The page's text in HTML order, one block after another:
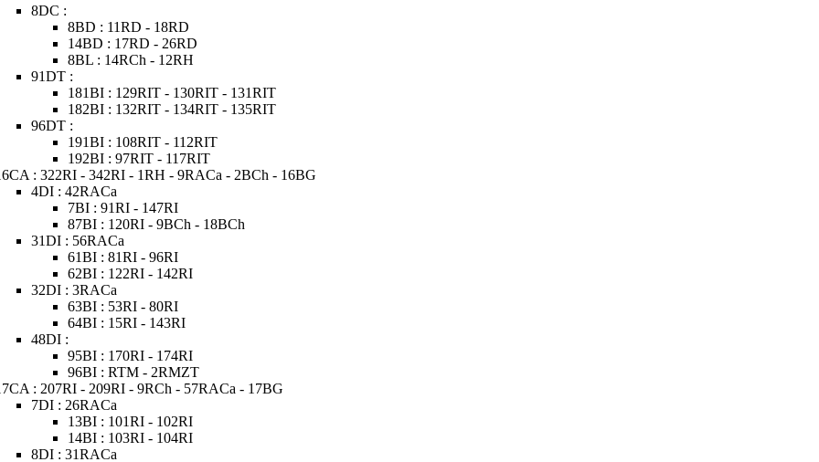
8DC :
8BD : 11RD - 18RD
14BD : 17RD - 26RD
8BL : 14RCh - 12RH
91DT :
181BI : 129RIT - 130RIT - 131RIT
182BI : 132RIT - 134RIT - 135RIT
96DT :
191BI : 108RIT - 112RIT
192BI : 97RIT - 117RIT
: 322RI - 342RI - 1RH - 9RACa - 2BCh - 16BG
4DI : 42RACa
7BI : 91RI - 147RI
87BI : 120RI - 9BCh - 18BCh
31DI : 56RACa
61BI : 81RI - 96RI
62BI : 122RI - 142RI
32DI : 3RACa
63BI : 53RI - 80RI
64BI : 15RI - 143RI
48DI :
95BI : 170RI - 174RI
96BI : RTM - 2RMZT
: 207RI - 209RI - 9RCh - 57RACa - 17BG
7DI : 26RACa
13BI : 101RI - 102RI
14BI : 103RI - 104RI
8DI : 31RACa